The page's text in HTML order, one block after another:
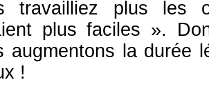
travailliez plus les
plus faciles ».
augmentons la durée
!